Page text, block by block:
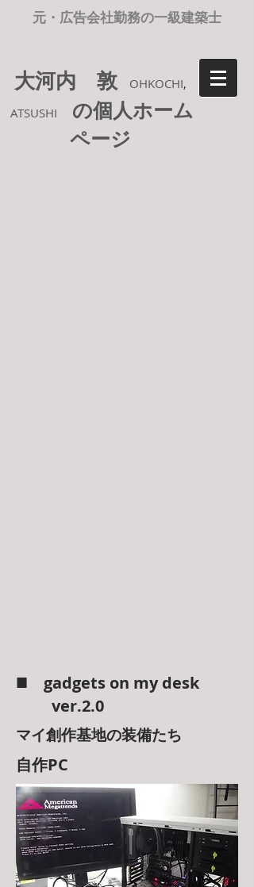
大河内 敦 OHKOCHI,
ATSUSHI の個人ホーム
ページ
元・広告会社勤務の一級建築士
■ gadgets on my desk
ver.2.0
マイ創作基地の装備たち
​自作PC